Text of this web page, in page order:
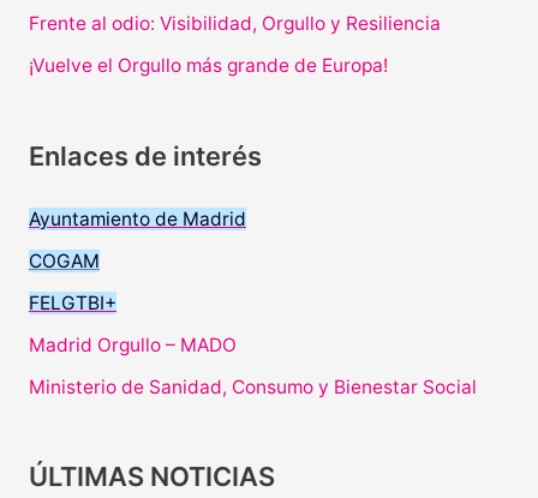
Frente al odio: Visibilidad, Orgullo y Resiliencia
¡Vuelve el Orgullo más grande de Europa!
Enlaces de interés
Ayuntamiento de Madrid
COGAM
FELGTBI+
Madrid Orgullo – MADO
Ministerio de Sanidad, Consumo y Bienestar Social
ÚLTIMAS NOTICIAS